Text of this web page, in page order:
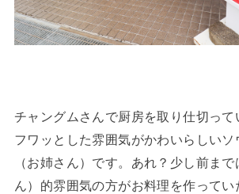
チャングムさんで厨房を取り仕切って
フワッとした雰囲気がかわいらしいソ
（お姉さん）です。あれ？少し前ま
ん）的雰囲気の方がお料理を作ってい